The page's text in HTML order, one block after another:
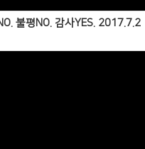
불평NO. 감사YES. 2017.7.2